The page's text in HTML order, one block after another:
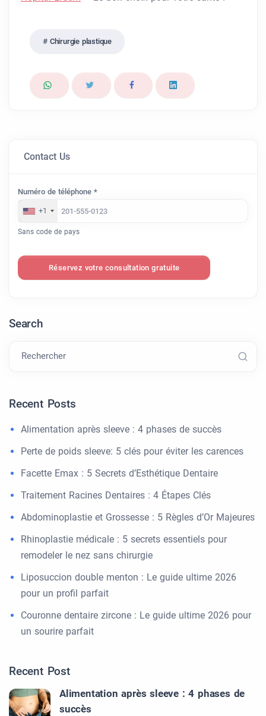
Chirurgie plastique
Contact Us
Numéro de téléphone *
+1
Sans code de pays
Réservez votre consultation gratuite
Search
Rechercher
Recent Posts
Alimentation après sleeve : 4 phases de succès
Perte de poids sleeve: 5 clés pour éviter les carences
Facette Emax : 5 Secrets d’Esthétique Dentaire
Traitement Racines Dentaires : 4 Étapes Clés
Abdominoplastie et Grossesse : 5 Règles d’Or Majeures
Rhinoplastie médicale : 5 secrets essentiels pour
remodeler le nez sans chirurgie
Liposuccion double menton : Le guide ultime 2026
pour un profil parfait
Couronne dentaire zircone : Le guide ultime 2026 pour
un sourire parfait
Recent Post
Alimentation après sleeve : 4 phases de
succès